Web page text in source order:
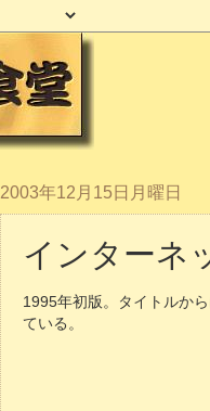
2003年12月15日月曜日
インターネ
1995年初版。タイトルか
ている。